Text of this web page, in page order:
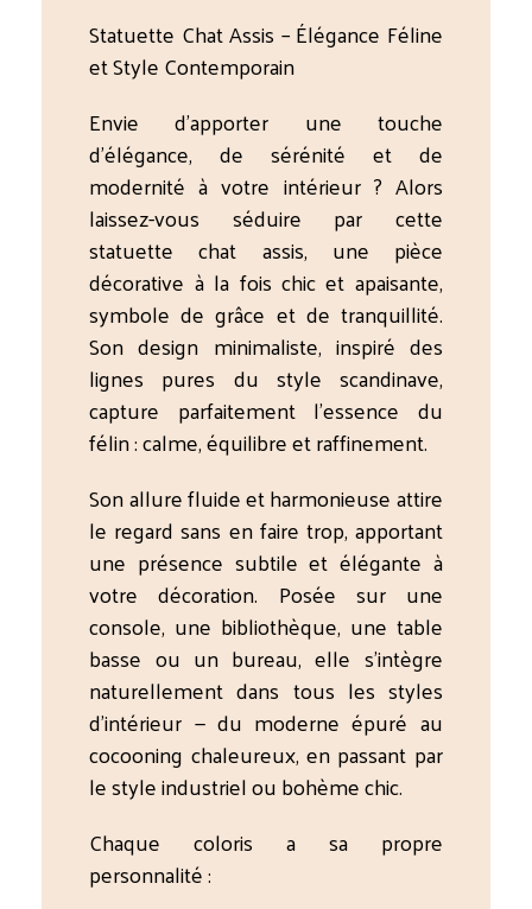
Statuette Chat Assis – Élégance Féline
et Style Contemporain
Envie d’apporter une touche
d’élégance, de sérénité et de
modernité à votre intérieur ? Alors
laissez-vous séduire par cette
statuette chat assis, une pièce
décorative à la fois chic et apaisante,
symbole de grâce et de tranquillité.
Son design minimaliste, inspiré des
lignes pures du style scandinave,
capture parfaitement l’essence du
félin : calme, équilibre et raffinement.
Son allure fluide et harmonieuse attire
le regard sans en faire trop, apportant
une présence subtile et élégante à
votre décoration. Posée sur une
console, une bibliothèque, une table
basse ou un bureau, elle s’intègre
naturellement dans tous les styles
d’intérieur — du moderne épuré au
cocooning chaleureux, en passant par
le style industriel ou bohème chic.
Chaque coloris a sa propre
personnalité :